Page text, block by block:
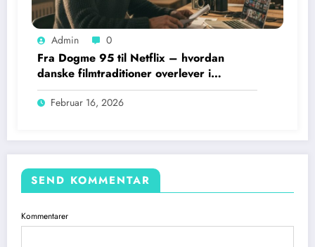
Admin 0
Fra Dogme 95 til Netflix – hvordan
danske filmtraditioner overlever i
streaming-æraen
Februar 16, 2026
SEND KOMMENTAR
Kommentarer